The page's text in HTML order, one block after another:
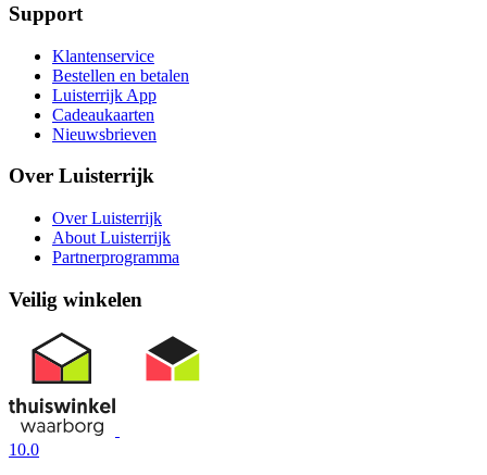
Support
Klantenservice
Bestellen en betalen
Luisterrijk App
Cadeaukaarten
Nieuwsbrieven
Over Luisterrijk
Over Luisterrijk
About Luisterrijk
Partnerprogramma
Veilig winkelen
10.0